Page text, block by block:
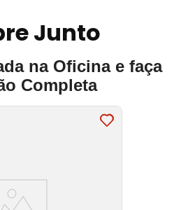
Junto
na Oficina e faça
Completa